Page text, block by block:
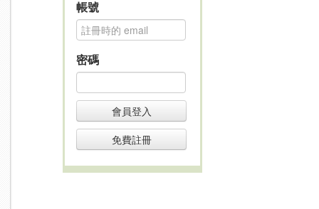
帳號
密碼
會員登入
免費註冊